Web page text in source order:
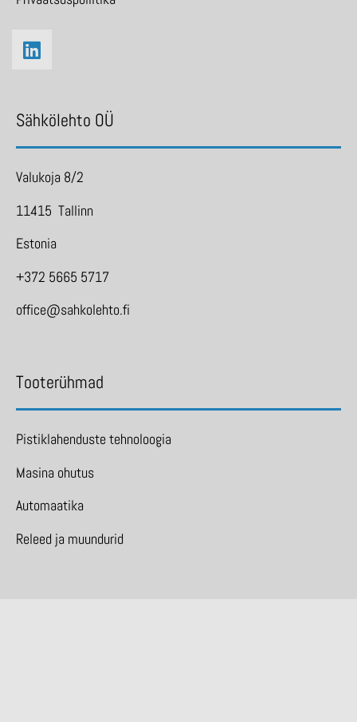
Sähkölehto OÜ
Valukoja 8/2
11415 Tallinn
Estonia
+372 5665 5717
office@sahkolehto.fi
Tooterühmad
Pistiklahenduste tehnoloogia
Masina ohutus
Automaatika
Releed ja muundurid